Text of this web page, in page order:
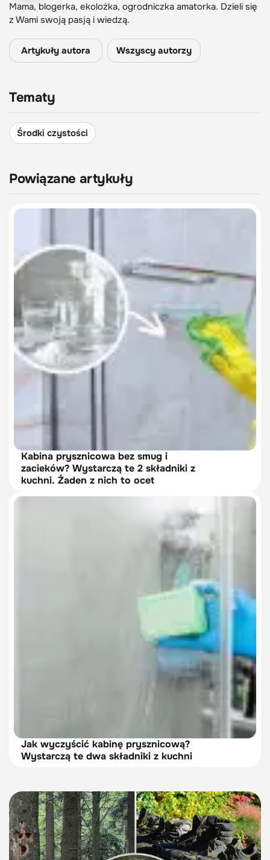
Mama, blogerka, ekolożka, ogrodniczka amatorka. Dzieli się
z Wami swoją pasją i wiedzą.
Artykuły autora Wszyscy autorzy
Tematy
Środki czystości
Powiązane artykuły
Kabina prysznicowa bez smug i
zacieków? Wystarczą te 2 składniki z
kuchni. Żaden z nich to ocet
Jak wyczyścić kabinę prysznicową?
Wystarczą te dwa składniki z kuchni